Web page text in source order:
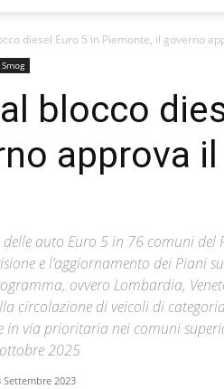
diesel Euro 5 in Piemonte, il governo
Smog
blocco
approva
auto Euro 5 in 76 comuni del
e l’aggiornamento dei Piani
ovvero Lombardia,
circolazione di veicoli di
in via prioritaria nei comuni
2025
Settembre 2023